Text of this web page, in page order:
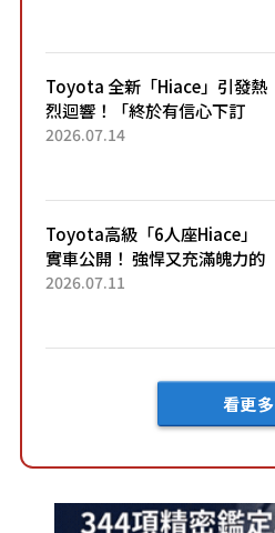
「三...
Toyota 全新「Hiace」引發熱
烈迴響！「終於有信心下訂
了！」「哪個等級交車最
車？...
2026.07.14
Toyota高級「6人座Hiace」
實車公開！ 強悍又充滿魄力的
「全黑設計」搭配特別「豪華
2026.07.11
看更多